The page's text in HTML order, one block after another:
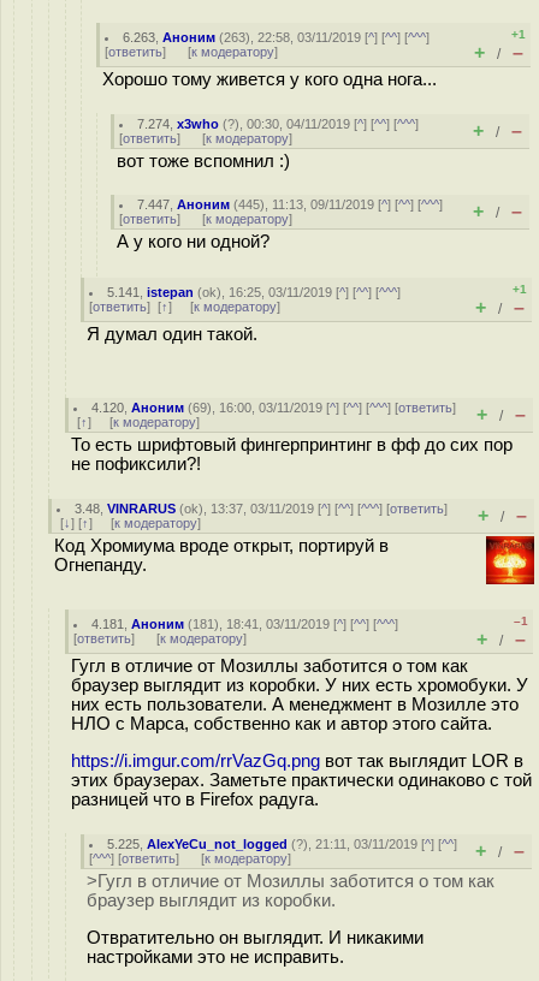
6.263 ,Аноним (263), 22:58, 03/11/2019 [^] [^^] [^^^]
[ответить] [к модератору]
+1
+ / –
Хорошо тому живется у кого одна нога...
7.274 ,x3who (?), 00:30, 04/11/2019 [^] [^^] [^^^]
[ответить] [к модератору] + / –
вот тоже вспомнил :)
7.447 ,Аноним (445), 11:13, 09/11/2019 [^] [^^] [^^^]
[ответить] [к модератору] + / –
А у кого ни одной?
5.141 ,istepan (ok), 16:25, 03/11/2019 [^] [^^] [^^^]
[ответить] [↑] [к модератору]
+1
+ / –
Я думал один такой.
4.120 ,Аноним (69), 16:00, 03/11/2019 [^] [^^] [^^^] [ответить]
[↑] [к модератору] + / –
То есть шрифтовый фингерпринтинг в фф до сих пор
не пофиксили?!
3.48 ,VINRARUS (ok), 13:37, 03/11/2019 [^] [^^] [^^^] [ответить]
[↓] [↑] [к модератору] + / –
Код Хромиума вроде открыт, портируй в
Огнепанду.
4.181 ,Аноним (181), 18:41, 03/11/2019 [^] [^^] [^^^]
[ответить] [к модератору]
–1
+ / –
Гугл в отличие от Мозиллы заботится о том как
браузер выглядит из коробки. У них есть хромобуки. У
них есть пользователи. А менеджмент в Мозилле это
НЛО с Марса, собственно как и автор этого сайта.
https://i.imgur.com/rrVazGq.png вот так выглядит LOR в
этих браузерах. Заметьте практически одинаково с той
разницей что в Firefox радуга.
5.225 ,AlexYeCu_not_logged (?), 21:11, 03/11/2019 [^] [^^]
[^^^] [ответить] [к модератору] + / –
>Гугл в отличие от Мозиллы заботится о том как
браузер выглядит из коробки.
Отвратительно он выглядит. И никакими
настройками это не исправить.